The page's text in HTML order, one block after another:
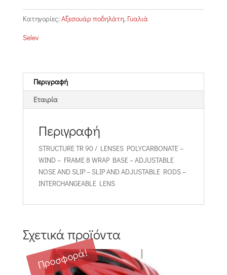
ποσότητα
Κατηγορίες: Αξεσουάρ ποδηλάτη, Γυαλιά
Selev
Περιγραφή
Εταιρία
Περιγραφή
STRUCTURE TR 90 / LENSES POLYCARBONATE –
WIND – FRAME 8 WRAP BASE – ADJUSTABLE
NOSE AND SLIP – SLIP AND ADJUSTABLE RODS –
INTERCHANGEABLE LENS
Σχετικά προϊόντα
Προσφορά!